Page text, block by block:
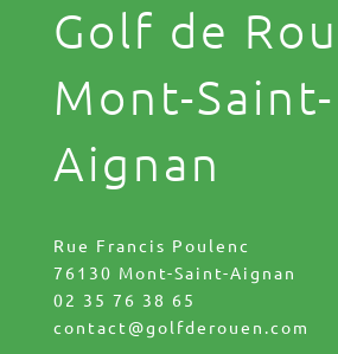
Golf de
Mont-Saint-
Aignan
Rue Francis Poulenc
76130 Mont-Saint-Aignan
02 35 76 38 65
contact@golfderouen.com